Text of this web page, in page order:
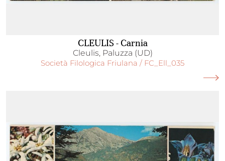
CLEULIS - Carnia
Cleulis, Paluzza (UD)
Società Filologica Friulana / FC_Ell_035